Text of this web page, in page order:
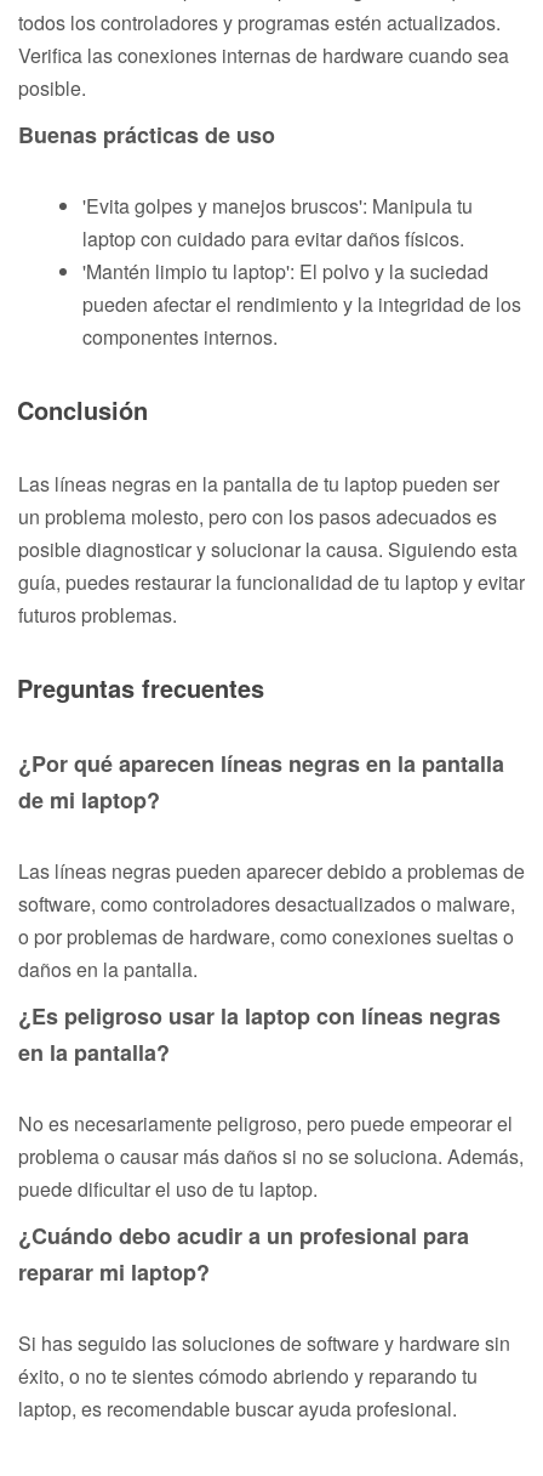
todos los controladores y programas estén actualizados.
Verifica las conexiones internas de hardware cuando sea
posible.
Buenas prácticas de uso
'Evita golpes y manejos bruscos': Manipula tu
laptop con cuidado para evitar daños físicos.
'Mantén limpio tu laptop': El polvo y la suciedad
pueden afectar el rendimiento y la integridad de los
componentes internos.
Conclusión
Las líneas negras en la pantalla de tu laptop pueden ser
un problema molesto, pero con los pasos adecuados es
posible diagnosticar y solucionar la causa. Siguiendo esta
guía, puedes restaurar la funcionalidad de tu laptop y evitar
futuros problemas.
Preguntas frecuentes
¿Por qué aparecen líneas negras en la pantalla
de mi laptop?
Las líneas negras pueden aparecer debido a problemas de
software, como controladores desactualizados o malware,
o por problemas de hardware, como conexiones sueltas o
daños en la pantalla.
¿Es peligroso usar la laptop con líneas negras
en la pantalla?
No es necesariamente peligroso, pero puede empeorar el
problema o causar más daños si no se soluciona. Además,
puede dificultar el uso de tu laptop.
¿Cuándo debo acudir a un profesional para
reparar mi laptop?
Si has seguido las soluciones de software y hardware sin
éxito, o no te sientes cómodo abriendo y reparando tu
laptop, es recomendable buscar ayuda profesional.